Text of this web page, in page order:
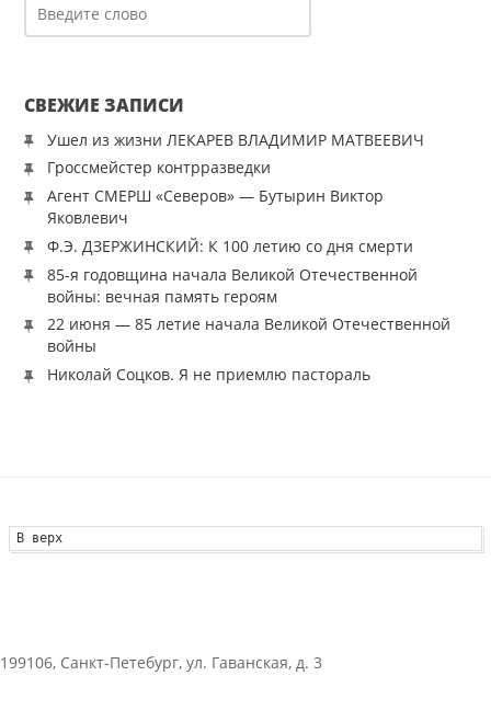
СВЕЖИЕ ЗАПИСИ
Ушел из жизни ЛЕКАРЕВ ВЛАДИМИР МАТВЕЕВИЧ
Гроссмейстер контрразведки
Агент СМЕРШ «Северов» — Бутырин Виктор
Яковлевич
Ф.Э. ДЗЕРЖИНСКИЙ: К 100 летию со дня смерти
85-я годовщина начала Великой Отечественной
войны: вечная память героям
22 июня — 85 летие начала Великой Отечественной
войны
Николай Соцков. Я не приемлю пастораль
В верх
199106, Санкт-Петебург, ул. Гаванская, д. 3